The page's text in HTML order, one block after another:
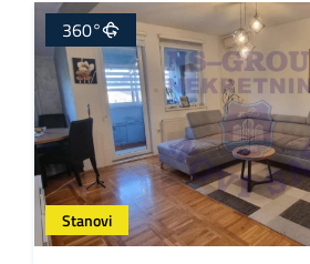
Stanovi
360°